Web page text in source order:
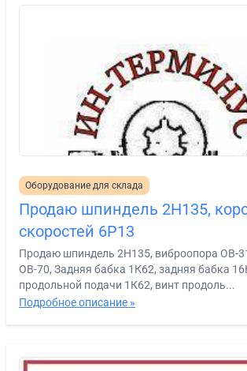
Оборудование для склада
Продаю шпиндель 2Н135,
скоростей 6Р13
Продаю шпиндель 2Н135, виброопора ОВ-
ОВ-70, Задняя бабка 1К62, задняя бабка
продольной подачи 1К62, винт продоль...
Подробное описание »